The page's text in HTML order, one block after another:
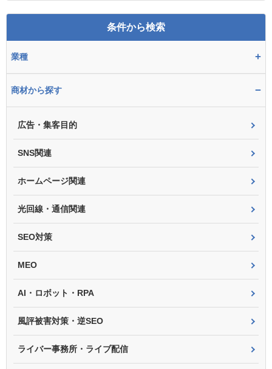
条件から検索
業種 +
商材から探す −
広告・集客目的
SNS関連
ホームページ関連
光回線・通信関連
SEO対策
MEO
AI・ロボット・RPA
風評被害対策・逆SEO
ライバー事務所・ライブ配信